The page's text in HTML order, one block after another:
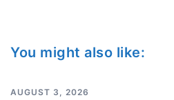
You might also like:
AUGUST 3, 2026